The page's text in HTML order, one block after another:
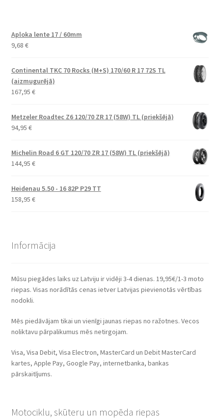
Aploka lente 17 / 60mm
9,68 €
Continental TKC 70 Rocks (M+S) 170/60 R 17 72S TL
(aizmugurējā)
167,95 €
Metzeler Roadtec Z6 120/70 ZR 17 (58W) TL (priekšējā)
94,95 €
Michelin Road 6 GT 120/70 ZR 17 (58W) TL (priekšējā)
144,95 €
Heidenau 5.50 - 16 82P P29 TT
158,95 €
Informācija
Mūsu piegādes laiks uz Latviju ir vidēji 3-4 dienas. 19,95€/1-3 moto
riepas. Visas norādītās cenas ietver Latvijas pievienotās vērtības
nodokli.
Mēs piedāvājam tikai un vienīgi jaunas riepas no ražotnes. Vecos
noliktavu pārpalikumus mēs netirgojam.
Visa, Visa Debit, Visa Electron, MasterCard un Debit MasterCard
kartes, Apple Pay, Google Pay, internetbanka, bankas
pārskaitījums.
Motociklu, skūteru un mopēda riepas